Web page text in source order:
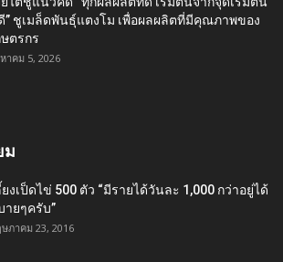
” ชูเมล็ดพันธุ์แตงโม เพื่อผลผลิตที่มีคุณภาพของ
ษตรกร
าคม 5, 2026
ม
ยงเป็ดไข่ 500 ตัว “มีรายได้วันละ 1,000 กว่าอยู่ได้
ายๆครับ”
ภาคม 23, 2016